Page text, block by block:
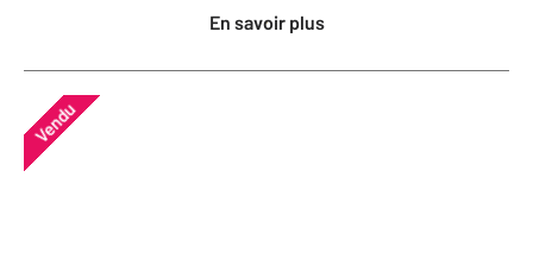
En savoir plus
Vendu